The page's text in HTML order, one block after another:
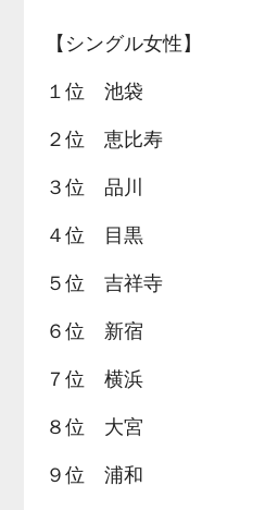
【シングル女性】
１位 池袋
２位 恵比寿
３位 品川
４位 目黒
５位 吉祥寺
６位 新宿
７位 横浜
８位 大宮
９位 浦和